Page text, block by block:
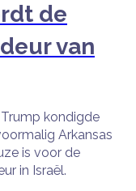
de
van
kondigde
Arkansas
is voor de
in Israël.